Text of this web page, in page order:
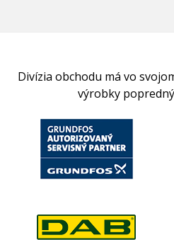
Divízia obchodu má vo
výrobky